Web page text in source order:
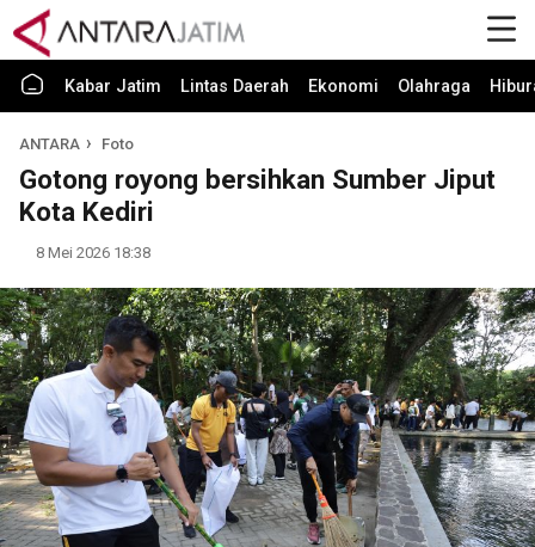
Kabar Jatim Lintas Daerah Ekonomi Olahraga
ANTARA Foto
Gotong royong bersihkan Sumber Jiput
Kota Kediri
8 Mei 2026 18:38